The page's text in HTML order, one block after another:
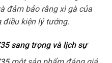
đảm bảo rằng xì gà của
kiện lý tưởng.
sang trọng và lịch sự